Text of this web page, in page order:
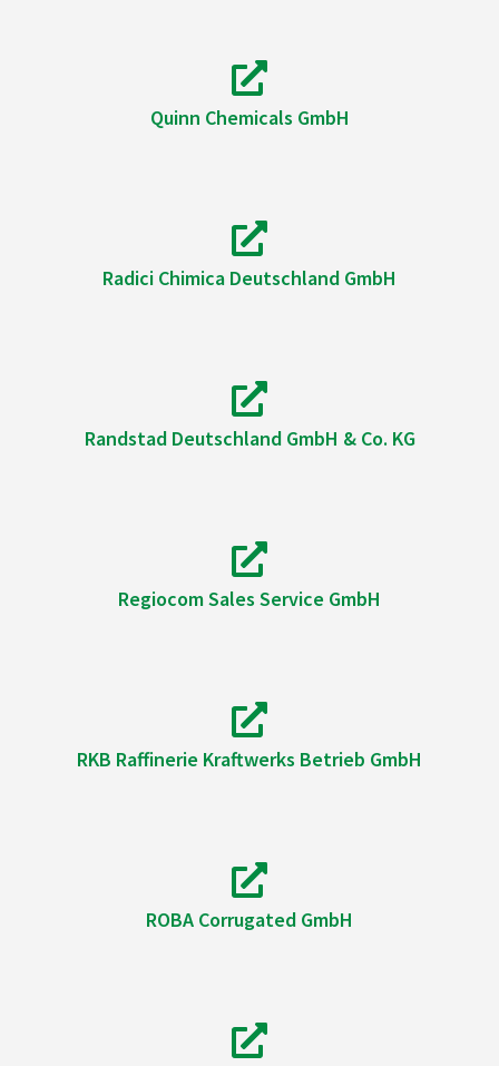
Quinn Chemicals GmbH
Radici Chimica Deutschland GmbH
Randstad Deutschland GmbH & Co. KG
Regiocom Sales Service GmbH
RKB Raffinerie Kraftwerks Betrieb GmbH
ROBA Corrugated GmbH